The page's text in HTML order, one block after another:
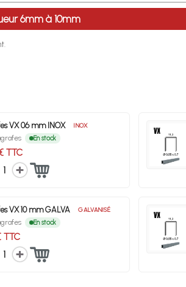
sachets ou boîtes d'agrafes ou de pointes !
6mm à 10mm
VX 06 mm INOX INOX
En stock
TTC
1
VX 10 mm GALVA GALVANISÉ
En stock
TTC
1